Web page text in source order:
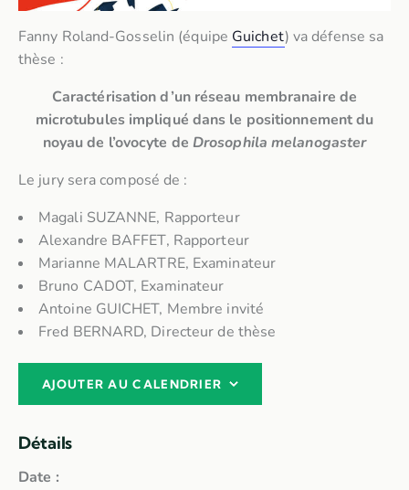
Fanny Roland-Gosselin (équipe Guichet) va défense sa
thèse :
Caractérisation d’un réseau membranaire de
microtubules impliqué dans le positionnement du
noyau de l’ovocyte de Drosophila melanogaster
Le jury sera composé de :
Magali SUZANNE, Rapporteur
Alexandre BAFFET, Rapporteur
Marianne MALARTRE, Examinateur
Bruno CADOT, Examinateur
Antoine GUICHET, Membre invité
Fred BERNARD, Directeur de thèse
AJOUTER AU CALENDRIER
Détails
Date :